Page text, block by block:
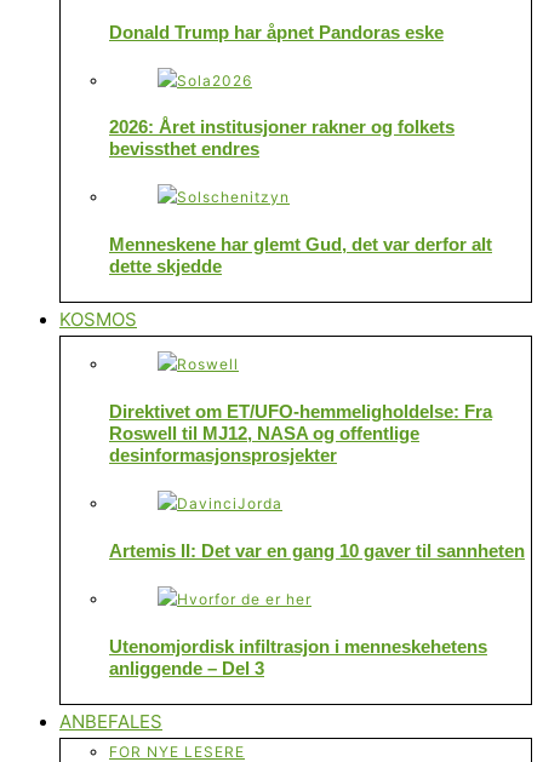
Donald Trump har åpnet Pandoras eske
2026: Året institusjoner rakner og folkets
bevissthet endres
Menneskene har glemt Gud, det var derfor alt
dette skjedde
KOSMOS
Direktivet om ET/UFO-hemmeligholdelse: Fra
Roswell til MJ12, NASA og offentlige
desinformasjonsprosjekter
Artemis II: Det var en gang 10 gaver til sannheten
Utenomjordisk infiltrasjon i menneskehetens
anliggende – Del 3
ANBEFALES
FOR NYE LESERE